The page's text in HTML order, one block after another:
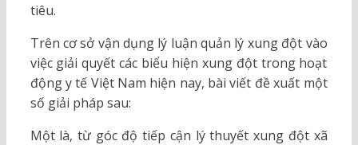
tiêu.
Trên cơ sở vận dụng lý luận quản lý xung đột vào
việc giải quyết các biểu hiện xung đột trong hoạt
động y tế Việt Nam hiện nay, bài viết đề xuất một
số giải pháp sau:
Một là, từ góc độ tiếp cận lý thuyết xung đột xã